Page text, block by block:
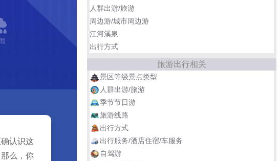
认识这
么，你
人群出游/旅游
周边游/城市周边游
江河溪泉
出行方式
旅游出行相关
景区等级景点类型
人群出游/旅游
季节节日游
旅游线路
出行方式
出行服务/酒店住宿/车服务
自驾游